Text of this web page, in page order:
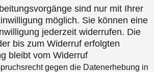
sind nur mit Ihrer
möglich. Sie können eine
jederzeit widerrufen. Die
bis zum Widerruf erfolgten
bleibt vom Widerruf
gegen die Datenerhebung in